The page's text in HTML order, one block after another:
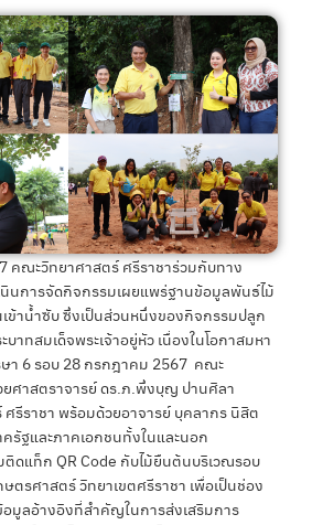
คณะวิทยาศาสตร์ ศรีราชาร่วมกับทาง
นินการจัดกิจกรรมเผยแพร่ฐานข้อมูลพันธ์ไม้
ข้าน้ำซับ ซึ่งเป็นส่วนหนึ่งของกิจกรรมปลูก
าทสมเด็จพระเจ้าอยู่หัว เนื่องในโอกาสมหา
า 6 รอบ 28 กรกฎาคม 2567 คณะ
ยศาสตราจารย์ ดร.ภ.พึ่งบุญ ปานศิลา
รีราชา พร้อมด้วยอาจารย์ บุคลากร นิสิต
รัฐและภาคเอกชนทั้งในและนอก
ดแท็ก QR Code กับไม้ยืนต้นบริเวณรอบ
ตรศาสตร์ วิทยาเขตศรีราชา เพื่อเป็นช่อง
อมูลอ้างอิงที่สำคัญในการส่งเสริมการ